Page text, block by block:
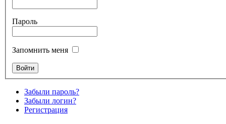
Пароль
Запомнить меня
Забыли пароль?
Забыли логин?
Регистрация